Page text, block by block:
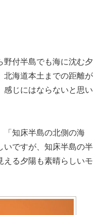
野付半島でも海に沈む夕
北海道本土までの距離が
感じにはならないと思い
「知床半島の北側の海
いですが、知床半島の半
える夕陽も素晴らしいモ